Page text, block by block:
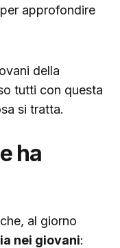
approfondire
della
tutti con questa
si tratta.
ha
al giorno
nei giovani: